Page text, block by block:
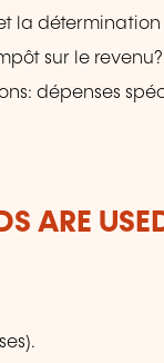
la
sur le revenu?
dépenses
ARE